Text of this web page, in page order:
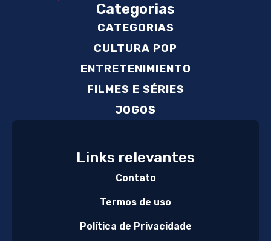
Categorias
CATEGORIAS
CULTURA POP
ENTRETENIMIENTO
FILMES E SÉRIES
JOGOS
Links relevantes
Contato
Termos de uso
Política de Privacidade